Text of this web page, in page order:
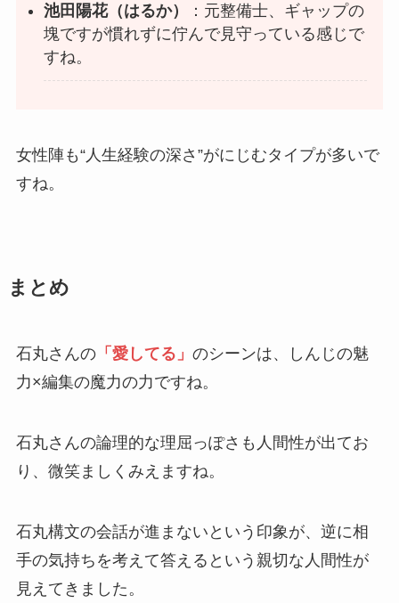
池田陽花（はるか）
：元整備士、ギャップの
塊ですが慣れずに佇んで見守っている感じで
すね。
女性陣も“人生経験の深さ”がにじむタイプが多いで
すね。
まとめ
石丸さんの「愛してる」 のシーンは、しんじの魅
力×編集の魔力の力ですね。
石丸さんの論理的な理屈っぽさも人間性が出てお
り、微笑ましくみえますね。
石丸構文の会話が進まないという印象が、逆に相
手の気持ちを考えて答えるという親切な人間性が
見えてきました。